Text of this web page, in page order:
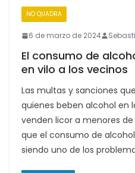
NO QUADRA
6 de marzo de 2024
El consumo de
en vilo a los vecinos
Las multas y sanciones
quienes beben alcohol en
venden licor a menores
que el consumo de
siendo uno de los